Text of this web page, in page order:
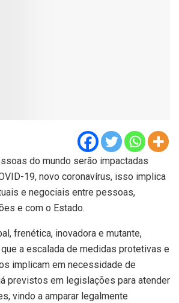
do mundo serão impactadas
19, novo coronavírus, isso implica
e negociais entre pessoas,
e com o Estado.
frenética, inovadora e mutante,
a escalada de medidas protetivas e
implicam em necessidade de
previstos em legislações para atender
vindo a amparar legalmente